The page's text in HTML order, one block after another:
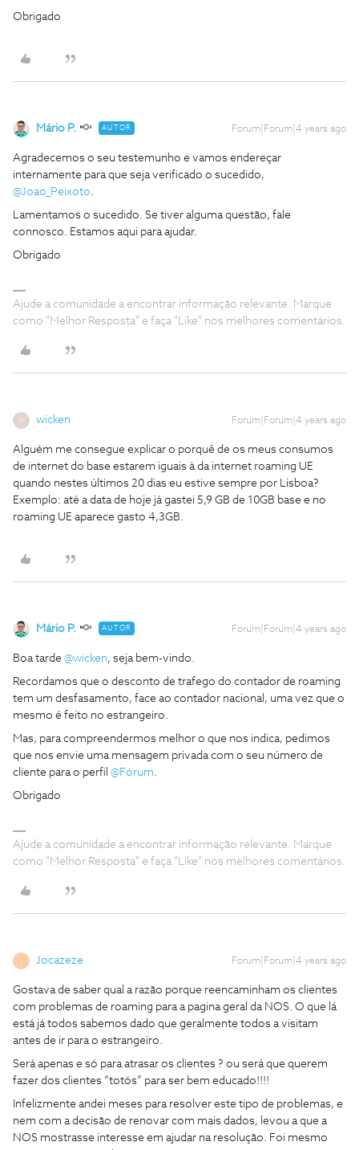
Obrigado
Mário P. AUTOR Forum|Forum|4 years ago
Agradecemos o seu testemunho e vamos endereçar
internamente para que seja verificado o sucedido,
@Joao_Peixoto.
Lamentamos o sucedido. Se tiver alguma questão, fale
connosco. Estamos aqui para ajudar.
Obrigado
Ajude a comunidade a encontrar informação relevante. Marque
como "Melhor Resposta" e faça "Like" nos melhores comentários.
W wicken Forum|Forum|4 years ago
Alguém me consegue explicar o porquê de os meus consumos
de internet do base estarem iguais à da internet roaming UE
quando nestes últimos 20 dias eu estive sempre por Lisboa?
Exemplo: até a data de hoje já gastei 5,9 GB de 10GB base e no
roaming UE aparece gasto 4,3GB.
Mário P. AUTOR Forum|Forum|4 years ago
Boa tarde @wicken, seja bem-vindo.
Recordamos que o desconto de trafego do contador de roaming
tem um desfasamento, face ao contador nacional, uma vez que o
mesmo é feito no estrangeiro.
Mas, para compreendermos melhor o que nos indica, pedimos
que nos envie uma mensagem privada com o seu número de
cliente para o perfil @Fórum.
Obrigado
Ajude a comunidade a encontrar informação relevante. Marque
como "Melhor Resposta" e faça "Like" nos melhores comentários.
Jocazeze Forum|Forum|4 years ago
Gostava de saber qual a razão porque reencaminham os clientes
com problemas de roaming para a pagina geral da NOS. O que lá
está já todos sabemos dado que geralmente todos a visitam
antes de ir para o estrangeiro.
Será apenas e só para atrasar os clientes ? ou será que querem
fazer dos clientes “totós” para ser bem educado!!!!
Infelizmente andei meses para resolver este tipo de problemas, e
nem com a decisão de renovar com mais dados, levou a que a
NOS mostrasse interesse em ajudar na resolução. Foi mesmo